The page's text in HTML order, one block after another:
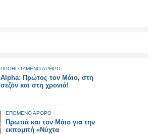
ΠΡΟΗΓΟΥΜΕΝΟ ΑΡΘΡΟ
Alpha: Πρώτος τον Μάιο, στη
σεζόν και στη χρονιά!
ΕΠΟΜΕΝΟ ΑΡΘΡΟ
Πρωτιά και τον Μάιο για την
εκπομπή «Νύχτα